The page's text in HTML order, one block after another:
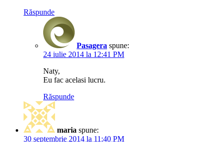
Răspunde
Pasagera spune:
24 iulie 2014 la 12:41 PM
Naty,
Eu fac acelasi lucru.
Răspunde
maria spune:
30 septembrie 2014 la 11:40 PM